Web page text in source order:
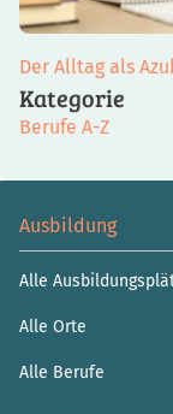
Der Alltag als
Kategorie
Berufe A-Z
Ausbildung
Alle
Alle Orte
Alle Berufe